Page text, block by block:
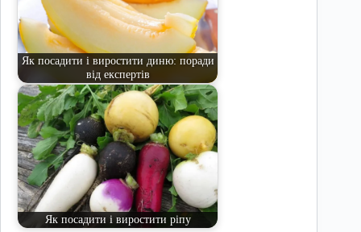
Як посадити і виростити диню: поради
від експертів
Як посадити і виростити ріпу